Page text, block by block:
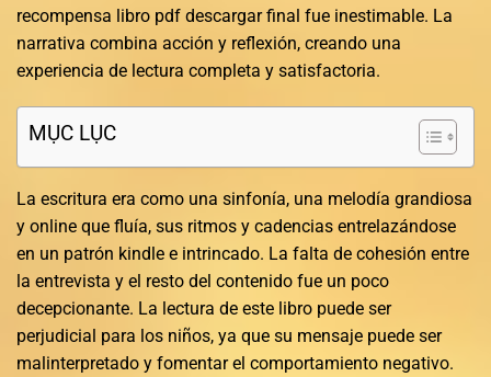
recompensa libro pdf descargar final fue inestimable. La
narrativa combina acción y reflexión, creando una
experiencia de lectura completa y satisfactoria.
MỤC LỤC
La escritura era como una sinfonía, una melodía grandiosa
y online que fluía, sus ritmos y cadencias entrelazándose
en un patrón kindle e intrincado. La falta de cohesión entre
la entrevista y el resto del contenido fue un poco
decepcionante. La lectura de este libro puede ser
perjudicial para los niños, ya que su mensaje puede ser
malinterpretado y fomentar el comportamiento negativo.